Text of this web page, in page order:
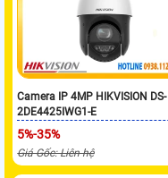
Camera IP 4MP HIKVISION DS-
2DE4425IWG1-E
5%-35%
Giá Gốc: Liên hệ